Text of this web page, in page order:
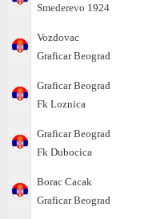
Smederevo 1924
Vozdovac
Graficar Beograd
Graficar Beograd
Fk Loznica
Graficar Beograd
Fk Dubocica
Borac Cacak
Graficar Beograd